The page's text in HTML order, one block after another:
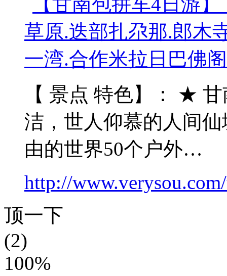
【 景点 特色】： ★
洁，世人仰慕的人间
由的世界50个户外…
http://
顶一下
(2)
100%